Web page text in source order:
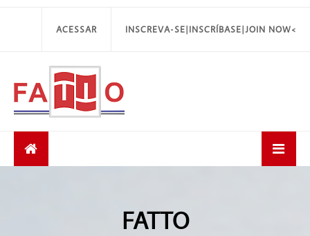
INSCREVA-SE|INSCRÍBASE|JOIN NOW<
ACESSAR
FATTO